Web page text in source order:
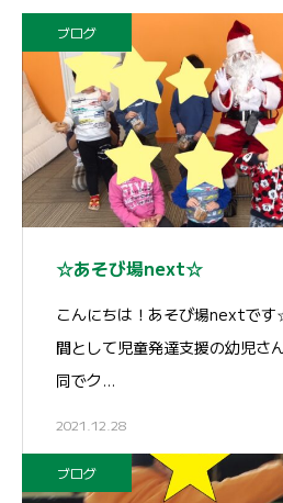
ブログ
☆あそび場next☆
こんにちは！あそび場nextで
間として児童発達支援の幼児さ
同でク…
2021.12.28
ブログ